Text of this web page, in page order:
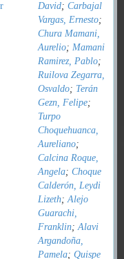
David; Carbajal
Vargas, Ernesto;
Chura Mamani,
Aurelio; Mamani
Ramirez, Pablo;
Ruilova Zegarra,
Osvaldo; Terán
Gezn, Felipe;
Turpo
Choquehuanca,
Aureliano;
Calcina Roque,
Angela; Choque
Calderón, Leydi
Lizeth;Alejo
Guarachi,
Franklin;Alavi
Argandoña,
Pamela; Quispe